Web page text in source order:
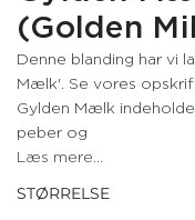
(Golden
Denne blanding har vi
Mælk'. Se vores
Gylden Mælk
peber og
Læs mere...
STØRRELSE